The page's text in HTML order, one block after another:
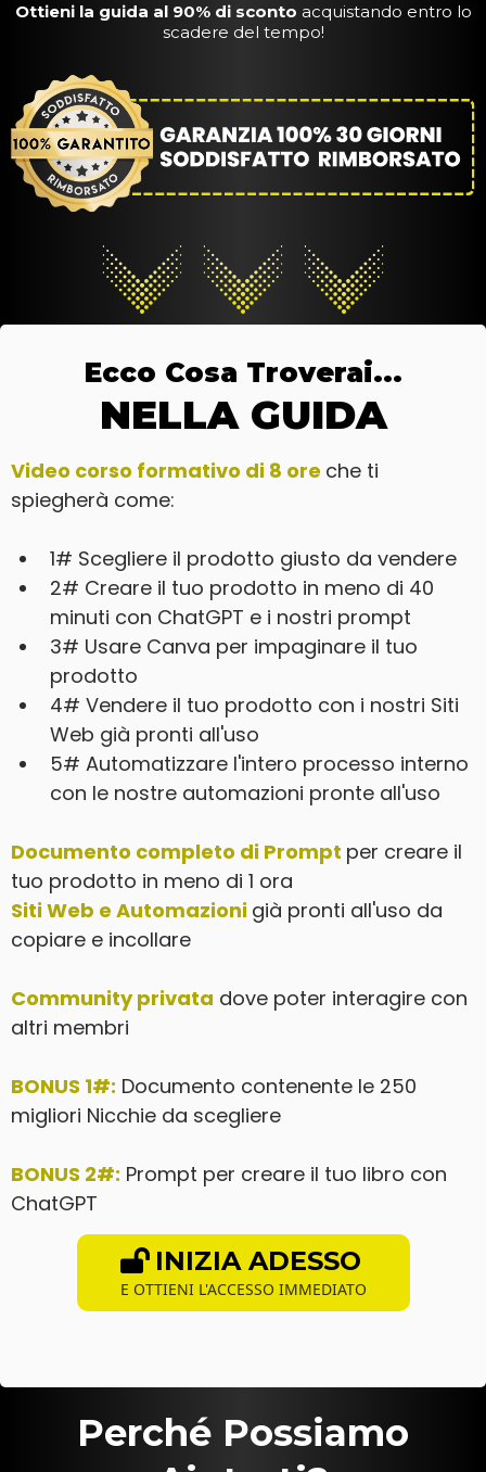
Ottieni la guida al 90% di sconto acquistando entro lo
scadere del tempo!
Ecco Cosa Troverai...
NELLA GUIDA
Video corso formativo di 8 ore che ti
spiegherà come:
​1# Scegliere il prodotto giusto da vendere
​2# Creare il tuo prodotto in meno di 40
minuti con ChatGPT e i nostri prompt
​3# Usare Canva per impaginare il tuo
prodotto
4# Vendere il tuo prodotto con i nostri Siti
Web già pronti all'uso
​5# Automatizzare l'intero processo interno
con le nostre automazioni pronte all'uso
Documento completo di Prompt per creare il
tuo prodotto in meno di 1 ora
Siti Web e Automazioni già pronti all'uso da
copiare e incollare
​Community privata dove poter interagire con
altri membri
BONUS 1#: Documento contenente le 250
migliori Nicchie da scegliere
BONUS 2#: Prompt per creare il tuo libro con
ChatGPT
INIZIA ADESSO
E OTTIENI L'ACCESSO IMMEDIATO
Perché Possiamo